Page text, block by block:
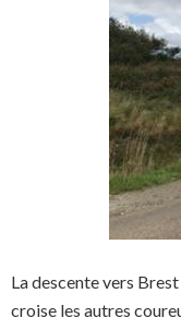
La descente vers
croise les autres